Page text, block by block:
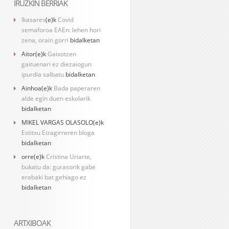
IRUZKIN BERRIAK
Ikasares(e)kCovid
semaforoa EAEn: lehen hori
zena, orain gorri bidalketan
Aitor(e)kGaixotzen
gaituenari ez diezaiogun
ipurdia salbatu bidalketan
Ainhoa(e)k Bada paperaren
alde egin duen eskolarik
bidalketan
MIKEL VARGAS OLASOLO(e)k
Estitxu Eizagirreren bloga
bidalketan
orre(e)kCristina Uriarte,
bukatu da: gurasorik gabe
erabaki bat gehiago ez
bidalketan
ARTXIBOAK